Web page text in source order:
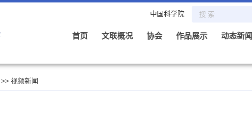
中国科学院
首页 文联概况 协会 作品展示 动态新闻
>>视频新闻